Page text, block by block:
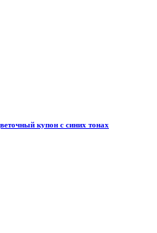
купон с синих тонах